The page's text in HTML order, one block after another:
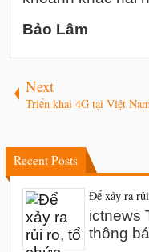
Bảo Lâm
Next
Triển khai 4G tại Việt
Recent Posts
Để xảy ra
ictnews
thông